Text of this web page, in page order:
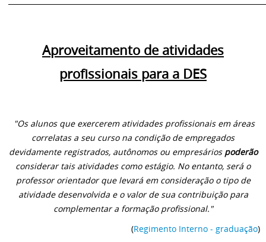
Aproveitamento de atividades
profissionais para a DES
"Os alunos que exercerem atividades profissionais em áreas
correlatas a seu curso na condição de empregados
devidamente registrados, autônomos ou empresários poderão
considerar tais atividades como estágio. No entanto, será o
professor orientador que levará em consideração o tipo de
atividade desenvolvida e o valor de sua contribuição para
complementar a formação profissional."
(Regimento Interno - graduação)